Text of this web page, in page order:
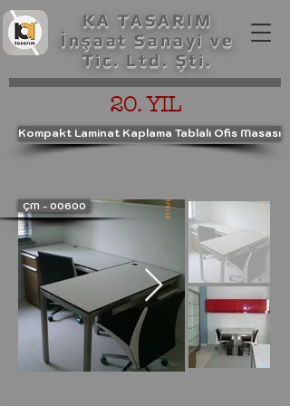
KA TASARIM
İnşaat Sanayi ve
Tic. Ltd. Şti.
20. YIL
Kompakt Laminat Kaplama Tablalı Ofis Masası
ÇM - 00600